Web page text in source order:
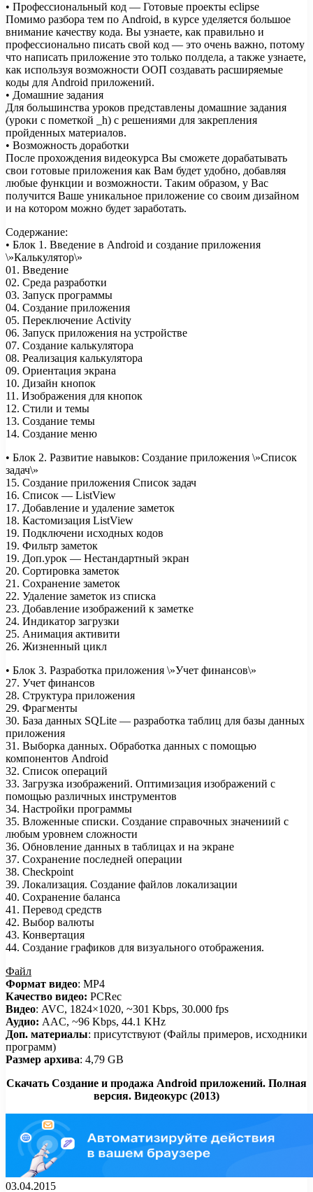
• Профессиональный код — Готовые проекты eclipse
Помимо разбора тем по Android, в курсе уделяется большое
внимание качеству кода. Вы узнаете, как правильно и
профессионально писать свой код — это очень важно, потому
что написать приложение это только полдела, а также узнаете,
как используя возможности ООП создавать расширяемые
коды для Android приложений.
• Домашние задания
Для большинства уроков представлены домашние задания
(уроки с пометкой _h) с решениями для закрепления
пройденных материалов.
• Возможность доработки
После прохождения видеокурса Вы сможете дорабатывать
свои готовые приложения как Вам будет удобно, добавляя
любые функции и возможности. Таким образом, у Вас
получится Ваше уникальное приложение со своим дизайном
и на котором можно будет заработать.
Содержание:
• Блок 1. Введение в Android и создание приложения
\»Калькулятор\»
01. Введение
02. Среда разработки
03. Запуск программы
04. Создание приложения
05. Переключение Activity
06. Запуск приложения на устройстве
07. Создание калькулятора
08. Реализация калькулятора
09. Ориентация экрана
10. Дизайн кнопок
11. Изображения для кнопок
12. Стили и темы
13. Создание темы
14. Создание меню
• Блок 2. Развитие навыков: Создание приложения \»Список
задач\»
15. Создание приложения Список задач
16. Список — ListView
17. Добавление и удаление заметок
18. Кастомизация ListView
19. Подключени исходных кодов
19. Фильтр заметок
19. Доп.урок — Нестандартный экран
20. Сортировка заметок
21. Сохранение заметок
22. Удаление заметок из списка
23. Добавление изображений к заметке
24. Индикатор загрузки
25. Анимация активити
26. Жизненный цикл
• Блок 3. Разработка приложения \»Учет финансов\»
27. Учет финансов
28. Структура приложения
29. Фрагменты
30. База данных SQLite — разработка таблиц для базы данных
приложения
31. Выборка данных. Обработка данных с помощью
компонентов Android
32. Список операций
33. Загрузка изображений. Оптимизация изображений с
помощью различных инструментов
34. Настройки программы
35. Вложенные списки. Создание справочных значениий с
любым уровнем сложности
36. Обновление данных в таблицах и на экране
37. Сохранение последней операции
38. Checkpoint
39. Локализация. Создание файлов локализации
40. Сохранение баланса
41. Перевод средств
42. Выбор валюты
43. Конвертация
44. Создание графиков для визуального отображения.
Файл
Формат видео: MP4
Качество видео: PCRec
Видео: AVC, 1824×1020, ~301 Kbps, 30.000 fps
Аудио: AAC, ~96 Kbps, 44.1 KHz
Доп. материалы: присутствуют (Файлы примеров, исходники
программ)
Размер архива: 4,79 GB
Скачать Создание и продажа Android приложений. Полная
версия. Видеокурс (2013)
03.04.2015